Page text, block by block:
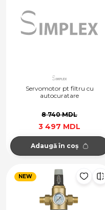
Servomotor pt filtru cu
autocuratare
8 740 MDL
3 497 MDL
Adaugă în coș
NEW